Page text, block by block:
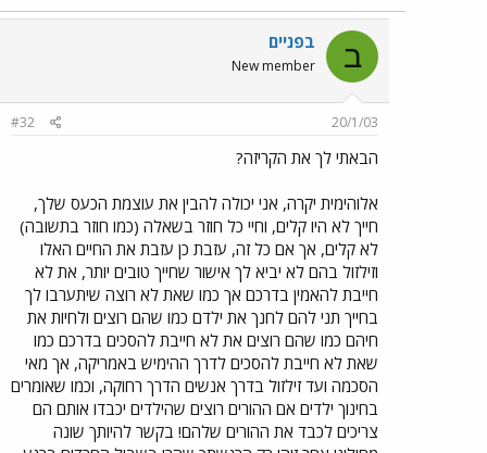
ב בפניים
New member
20/1/03
#32
הבאתי לך את הקריזה?
אלוהימית יקרה, אני יכולה להבין את עוצמת הכעס שלך,
חייך לא היו קלים, וחיי כל חוזר בשאלה (כמו חוזר בתשובה)
לא קלים, אך אם כל זה, עזבת כן עזבת את החיים האלו
וזילזול בהם לא יביא לך אישור שחייך טובים יותר, את לא
חייבת להאמין בדרכם אך כמו שאת לא רוצה שיתערבו לך
בחייך תני להם לחנך את ילדם כמו שהם רוצים ולחיות את
חיהם כמו שהם רוצים את לא חייבת להסכים בדרכם כמו
שאת לא חייבת להסכים לדרך ההימיש באמריקה, אך מאי
הסכמה ועד זילזול בדרך אנשים הדרך רחוקה, וכמו שאומרים
בחינוך ילדים אם ההורים רוצים שהילדים יכבדו אותם הם
צריכים לכבד את ההורים שלהם! בקשר להיותך שונה